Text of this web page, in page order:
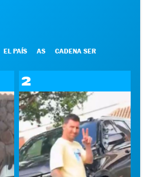
EL PAÍS AS CADENA SER
2